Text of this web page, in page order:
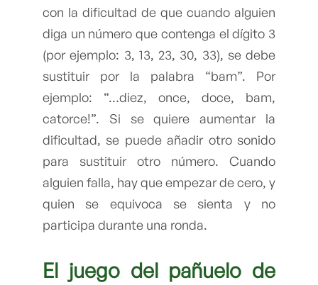
con la dificultad de que cuando alguien
diga un número que contenga el dígito 3
(por ejemplo: 3, 13, 23, 30, 33), se debe
sustituir por la palabra “bam”. Por
ejemplo: “…diez, once, doce, bam,
catorce!”. Si se quiere aumentar la
dificultad, se puede añadir otro sonido
para sustituir otro número. Cuando
alguien falla, hay que empezar de cero, y
quien se equivoca se sienta y no
participa durante una ronda.
El juego del pañuelo de